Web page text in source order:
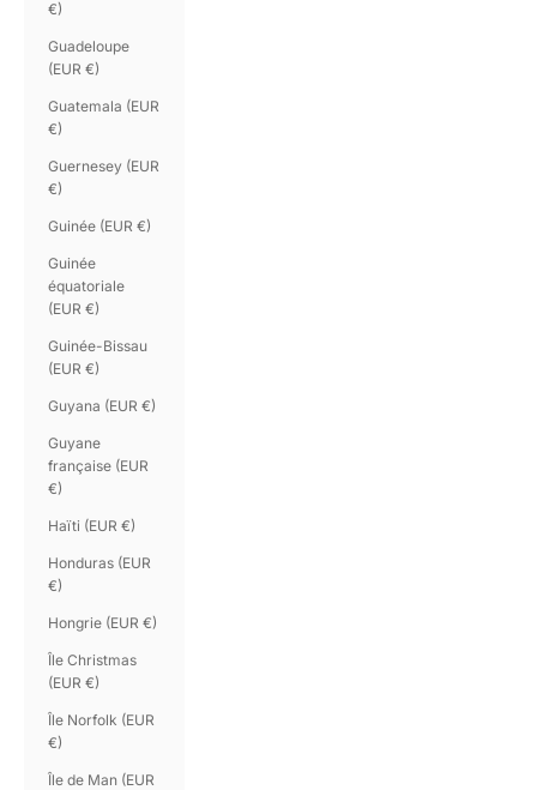
€)
Guadeloupe
(EUR €)
Guatemala (EUR
€)
Guernesey (EUR
€)
Guinée (EUR €)
Guinée
équatoriale
(EUR €)
Guinée-Bissau
(EUR €)
Guyana (EUR €)
Guyane
française (EUR
€)
Haïti (EUR €)
Honduras (EUR
€)
Hongrie (EUR €)
Île Christmas
(EUR €)
Île Norfolk (EUR
€)
Île de Man (EUR